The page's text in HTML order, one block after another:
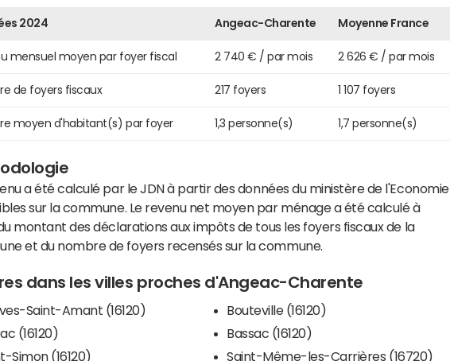
2024 Angeac-Charente Moyenne France
mensuel moyen par foyer fiscal 2 740 € / par mois 2 626 € / par mois
de foyers fiscaux 217 foyers 1 107 foyers
moyen d'habitant(s) par foyer 1,3 personne(s) 1,7 personne(s)
a été calculé par le JDN à partir des données du ministère de l'Economie
sur la commune. Le revenu net moyen par ménage a été calculé à
montant des déclarations aux impôts de tous les foyers fiscaux de la
et du nombre de foyers recensés sur la commune.
dans les villes proches d'Angeac-Charente
Saint-Amant (16120)
(16120)
Simon (16120)
Bouteville (16120)
Bassac (16120)
Saint-Même-les-Carrières (16720)